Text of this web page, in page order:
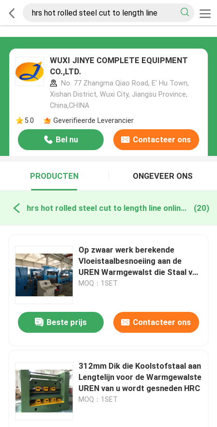
WUXI JINYE COMPLETE EQUIPMENT
CO.,LTD.
No. 77 Zhangma Qiao Road, E' Hu Town,
Xishan District, Wuxi City, Jiangsu Province,
China,CHINA
5.0
Geverifieerde Leverancier
Bel nu Contacteer ons
PRODUCTEN ONGEVEER ONS
hrs hot rolled steel cut to length line online fabricage (20)
Op zwaar werk berekende
Vloeistaalbesnoeiing aan de
UREN Warmgewalst die Staal van
de Lengtelijn u HRC aan
MOQ：1SET
Beste prijs Contacteer ons
312mm Dik die Koolstofstaal aan
Lengtelijn voor de Warmgewalste
UREN van u wordt gesneden HRC
MOQ：1SET